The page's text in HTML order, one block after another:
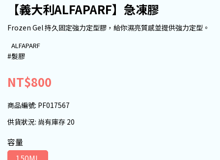
【義大利ALFAPARF】急凍膠
Frozen Gel 持久固定強力定型膠，給你濕亮質感並提供強力定型。
ALFAPARF
#髮膠
NT$800
商品編號: PF017567
供貨狀況: 尚有庫存 20
容量